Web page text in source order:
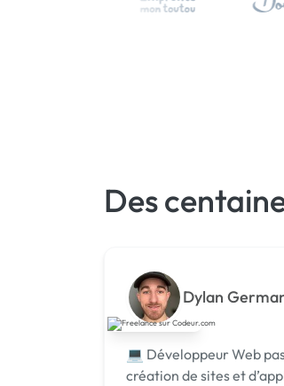
Des
Dylan
💻 Développeur Web
création de sites et